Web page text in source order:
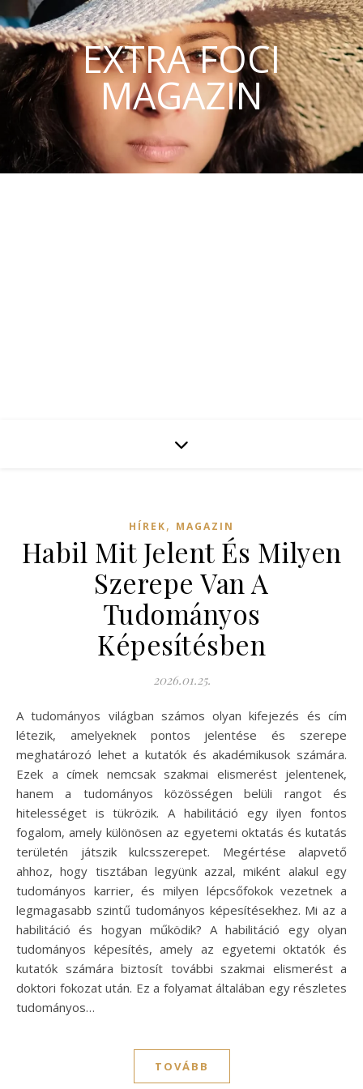
EXTRA FOCI
MAGAZIN
HÍREK, MAGAZIN
Habil Mit Jelent És Milyen
Szerepe Van A
Tudományos
Képesítésben
2026.01.25.
A tudományos világban számos olyan kifejezés és cím
létezik, amelyeknek pontos jelentése és szerepe
meghatározó lehet a kutatók és akadémikusok számára.
Ezek a címek nemcsak szakmai elismerést jelentenek,
hanem a tudományos közösségen belüli rangot és
hitelességet is tükrözik. A habilitáció egy ilyen fontos
fogalom, amely különösen az egyetemi oktatás és kutatás
területén játszik kulcsszerepet. Megértése alapvető
ahhoz, hogy tisztában legyünk azzal, miként alakul egy
tudományos karrier, és milyen lépcsőfokok vezetnek a
legmagasabb szintű tudományos képesítésekhez. Mi az a
habilitáció és hogyan működik? A habilitáció egy olyan
tudományos képesítés, amely az egyetemi oktatók és
kutatók számára biztosít további szakmai elismerést a
doktori fokozat után. Ez a folyamat általában egy részletes
tudományos…
TOVÁBB